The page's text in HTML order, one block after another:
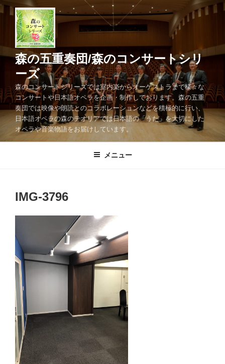
コ
ツ
キ
ッ
プ
森の五重奏団/森のコンサートシリ
ーズ
森のコンサートシリーズでは室内楽からオーケストラまで様々な
コンサートや日本語オペラを企画・制作しております。森の五重
奏団では映像や朗読とのコラボレーションなどを積極的に行い、
日本語オペラの森のテオリアでは日本語の「うた」を大切にした
オペラや音楽物語をお届けしています。
メニュー
IMG-3796